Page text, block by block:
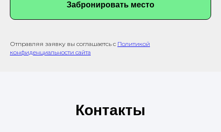
Забронировать место
Отправляя заявку вы соглашаетсь с Политикой
конфиденциальности сайта
Контакты